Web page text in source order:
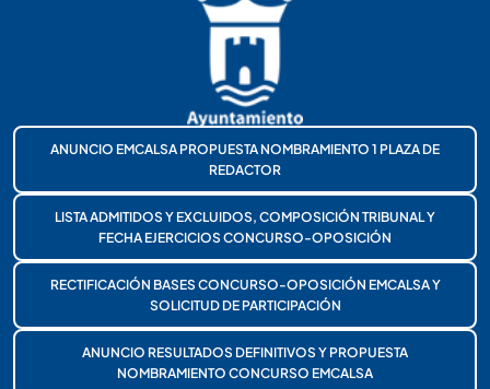
ANUNCIO EMCALSA PROPUESTA NOMBRAMIENTO 1 PLAZA DE
REDACTOR
LISTA ADMITIDOS Y EXCLUIDOS, COMPOSICIÓN TRIBUNAL Y
FECHA EJERCICIOS CONCURSO-OPOSICIÓN
RECTIFICACIÓN BASES CONCURSO-OPOSICIÓN EMCALSA Y
SOLICITUD DE PARTICIPACIÓN
ANUNCIO RESULTADOS DEFINITIVOS Y PROPUESTA
NOMBRAMIENTO CONCURSO EMCALSA